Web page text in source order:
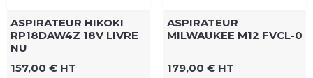
ASPIRATEUR HIKOKI
RP18DAW4Z 18V LIVRE
NU
157,00 € HT
ASPIRATEUR
MILWAUKEE M12 FVCL-0
179,00 € HT